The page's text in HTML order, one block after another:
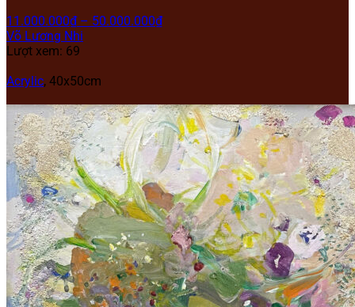
11.000.000₫ – 50.000.000₫
Võ Lương Nhi
Lượt xem: 69
Acrylic, 40x50cm